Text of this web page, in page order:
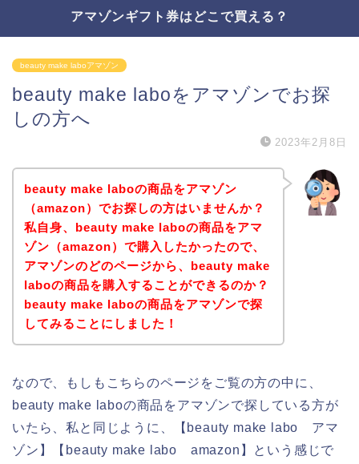
アマゾンギフト券はどこで買える？
beauty make laboアマゾン
beauty make laboをアマゾンでお探
しの方へ
2023年2月8日
beauty make laboの商品をアマゾン
（amazon）でお探しの方はいませんか？
私自身、beauty make laboの商品をアマ
ゾン（amazon）で購入したかったので、
アマゾンのどのページから、beauty make
laboの商品を購入することができるのか？
beauty make laboの商品をアマゾンで探
してみることにしました！
なので、もしもこちらのページをご覧の方の中に、
beauty make laboの商品をアマゾンで探している方が
いたら、私と同じように、【beauty make labo アマ
ゾン】【beauty make labo amazon】という感じで